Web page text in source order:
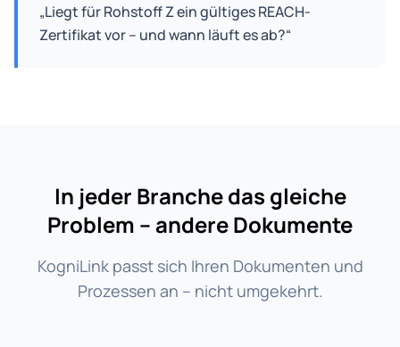
„Liegt für Rohstoff Z ein gültiges REACH-
Zertifikat vor – und wann läuft es ab?“
In jeder Branche das gleiche
Problem – andere Dokumente
KogniLink passt sich Ihren Dokumenten und
Prozessen an – nicht umgekehrt.